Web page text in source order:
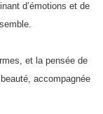
d’émotions et de
et la pensée de
accompagnée